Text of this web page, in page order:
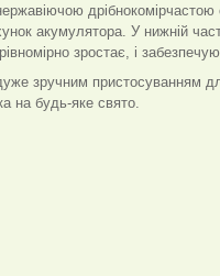
акумулятора. У нижній
зростає, і
зручним пристосуванням
на будь-яке свято.